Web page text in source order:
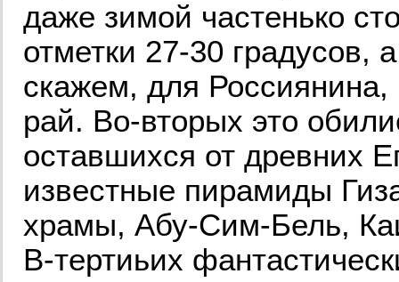
даже зимой частенько
отметки 27-30 градусов,
скажем, для Россиянина,
рай. Во-вторых это
оставшихся от древних
известные пирамиды
храмы, Абу-Сим-Бель,
В-тертиьих